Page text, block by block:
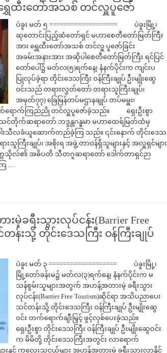
ရွှေထီးတော်အသစ် တင်လှူပူဇော်
ပဲခူး မတ် ၅ =================== ပဲခူးမြို့၊
ဆုတောင်းပြည့်ဆံတော်ရှင် မဟာစေတီတော်မြတ်ကြီး
အား ရွှေထီးတော်အသစ် တင်လှူ ပူဇော်ခြင်း
အခမ်းအနားအား အဆိုပါစေတီတော်မြတ်ကြီး ရင်ပြင်
တော်ပေါ်၌ မတ်လ(၅)ရက်နေ့၊ နံနက်ပိုင်းက ကျင်းပ
ပြုလုပ်ခဲ့ရာ တိုင်းဒေသကြီး ဝန်ကြီးချုပ် ဦးမျိုးဆွေ
ဝင်းသည် တရားလွှတ်တော် တရားသူကြီးချုပ်၊
အမှတ်၇၇) ခြေမြန်တပ်မဌာနချုပ် တပ်မမှူး၊
တက်ရောက်ကြည်ညို တင်လှူပူဇော်ခဲ့သည်။ ရှေးဦးစွာ
တိုက်ဆရာတော် ဘဒ္ဒန္တဂန္ဓမာ မဟာထေရ်မြတ်ထံမှ
ါးသီလခံယူဆောက်တည်ခဲ့ကြ သည်။ ၎င်းနောက် တိုင်းဒေသ
သူကြီးချုပ်၊ အစိုးရ အဖွဲ့ တာဝန်ရှိသူများနှင့် အလှူရှင်များ
ကသိုလ်၏ အဓိပတိ သီတဂူဆရာတော် ဒေါက်တာရှင်ဉာ
ြ …
ရီးသွားလုပ်ငန်း(Barrier Free
န်းသို့ တိုင်းဒေသကြီး ဝန်ကြီးချုပ်
ပဲခူး မတ် ၃ =================== ပဲခူးမြို့၊
မြို့တော်ခန်းမ၌ မတ်လ(၃)ရက်နေ့၊ နံနက်ပိုင်းက မ
သန်စွမ်းသူများအတွက် အဟန့်အတားမဲ့ ခရီးသွား
လုပ်ငန်း(Barrier Free Tourism)ဆိုင်ရာ အသိပညာပေး
သင်တန်းသို့ တိုင်းဒေသကြီး ဝန်ကြီးချုပ် ဦးမျိုးဆွေ
ဝင်း တက်ရောက်ချီးမြှင့် ဖွင့်လှစ်ပေးခဲ့သည်။
ရှေးဦးစွာ တိုင်းဒေသကြီး ဝန်ကြီးချုပ် ဦးမျိုးဆွေဝင်း
က မိမိတို့ တိုင်းဒေသကြီးအတွင်း လာရောက်
နှင့် ကလေးသူငယ်များ အဟန့်အတားမဲ့ ခရီးသွားလာနိုင်